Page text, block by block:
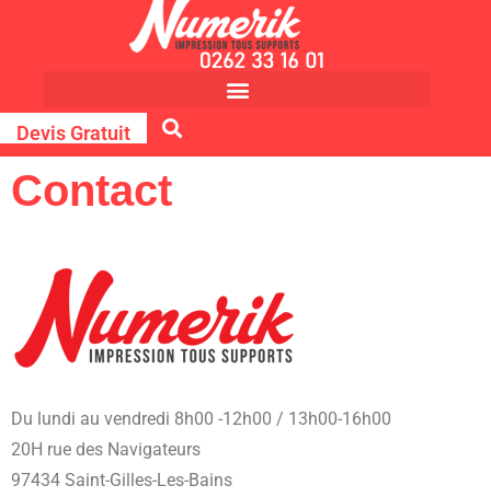
Devis Gratuit
Contact
Du lundi au vendredi 8h00 -12h00 / 13h00-16h00
20H rue des Navigateurs
97434 Saint-Gilles-Les-Bains